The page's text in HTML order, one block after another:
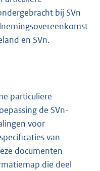
bij SVn
en SVn.
particuliere
de SVn-
voor
van
documenten
die deel